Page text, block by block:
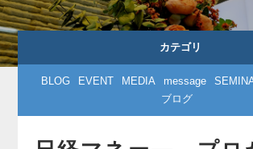
カテゴリ
BLOG EVENT MEDIA message
ブログ